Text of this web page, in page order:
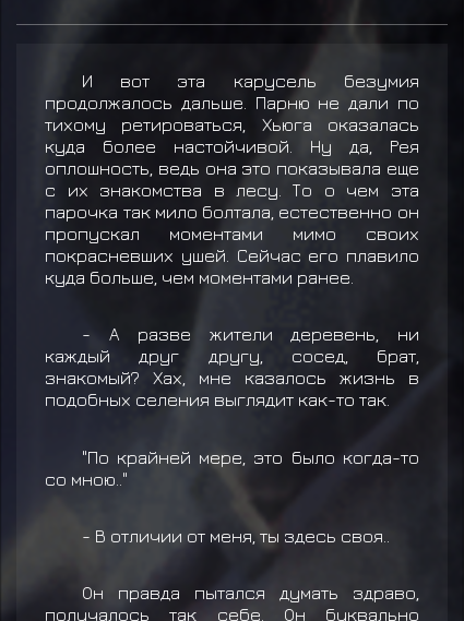
И вот эта карусель безумия
продолжалось дальше. Парню не дали по
тихому ретироваться, Хьюга оказалась
куда более настойчивой. Ну да, Рея
оплошность, ведь она это показывала еще
с их знакомства в лесу. То о чем эта
парочка так мило болтала, естественно он
пропускал моментами мимо своих
покрасневших ушей. Сейчас его плавило
куда больше, чем моментами ранее.
- А разве жители деревень, ни
каждый друг другу, сосед, брат,
знакомый? Хах, мне казалось жизнь в
подобных селения выглядит как-то так.
"По крайней мере, это было когда-то
со мною.."
- В отличии от меня, ты здесь своя..
Он правда пытался думать здраво,
получалось так себе. Он буквально